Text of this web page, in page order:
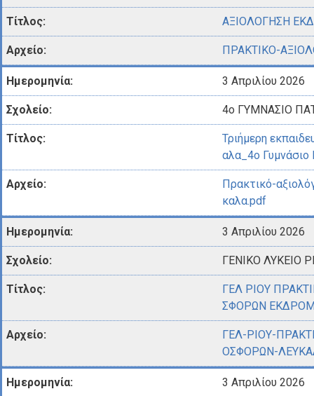
ΑΞΙΟΛΟΓΗΣΗ
ΠΡΑΚΤΙΚΟ-
3 Απριλίου 2026
4ο ΓΥΜΝΑΣΙΟ
Τριήμερη
αλα_4ο
Πρακτικό-
καλα.pdf
3 Απριλίου 2026
ΓΕΝΙΚΟ ΛΥΚΕΙΟ
ΓΕΛ ΡΙΟΥ
ΣΦΟΡΩΝ
ΓΕΛ-ΡΙΟΥ-
ΟΣΦΟΡΩΝ-
3 Απριλίου 2026